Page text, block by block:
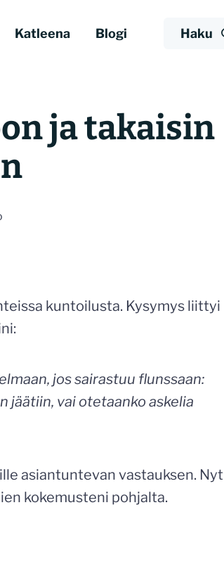
Katleena Blogi Haku
ja takaisin
kuntoilusta. Kysymys liittyi
jos sairastuu flunssaan:
jäätiin, vai otetaanko askelia
asiantuntevan vastauksen. Nyt
kokemusteni pohjalta.